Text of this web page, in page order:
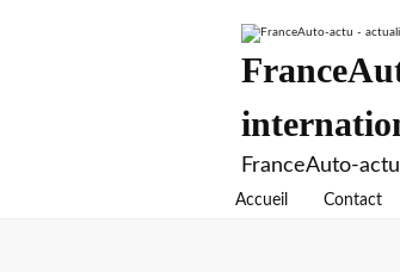
FranceAuto-
Accueil Contact